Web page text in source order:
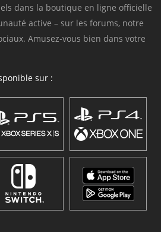
dans la boutique en ligne officielle
active – sur les forums, notre
Amusez-vous bien dans votre
sur :